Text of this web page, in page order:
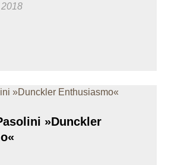
2018
»Dunckler